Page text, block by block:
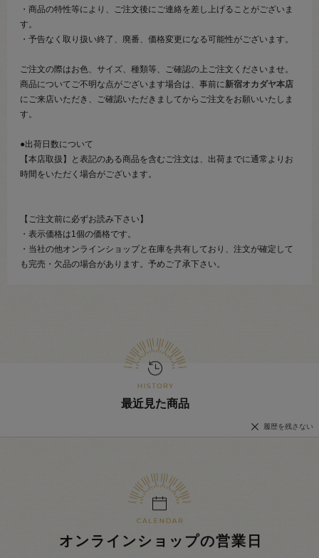
・商品の特性等により、ご注文後にご連絡を差し上げることがございま
す。
・予告なく取り扱い終了、廃番、価格変更になる可能性がございます。
ご注文の際はお色、サイズ、種類等、ご確認の上ご注文くださいませ。
商品についてご不明な点がございます場合は、事前に新宿オカダヤ本店
にご来店いただき、ご確認いただきましてからご注文をお願いいたしま
す。
●出荷日数について
【本店取扱】と表記のある商品を含むご注文は、出荷までに通常よりお
時間をいただく場合がございます。
【ご注文前に必ずお読み下さい】
・表示価格は1個の価格です。
・当社の他オンラインショップと在庫を共有しており、注文が確定して
も完売・欠品の場合があります。予めご了承下さい。
最近見た商品
履歴を残さない
オンラインショップの営業日